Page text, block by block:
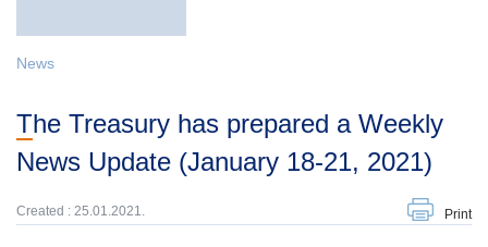
News
The Treasury has prepared a Weekly
News Update (January 18-21, 2021)
Created : 25.01.2021. Print